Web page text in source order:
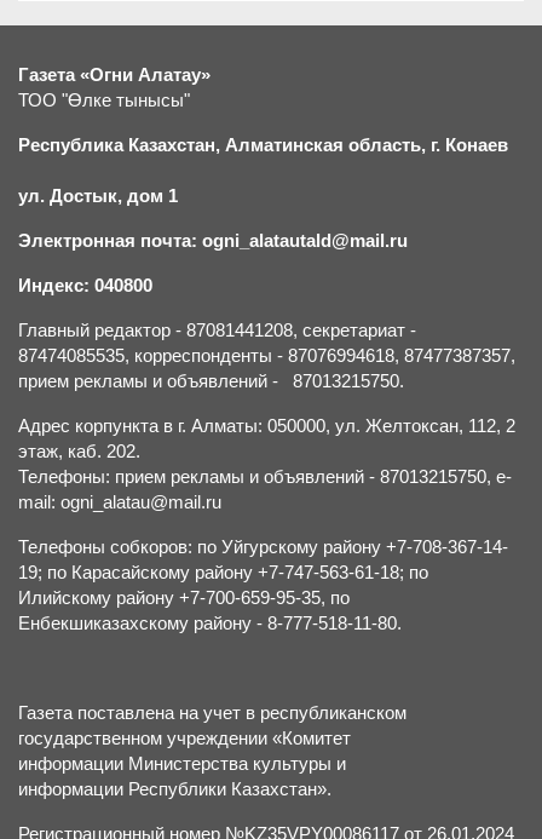
Газета «Огни Алатау»
ТОО "Өлке тынысы"
Республика Казахстан, Алматинская область, г. Конаев
ул. Достык, дом 1
Электронная почта: ogni_alatautald@mail.ru
Индекс: 040800
Главный редактор - 87081441208, секретариат -
87474085535, корреспонденты - 87076994618, 87477387357,
прием рекламы и объявлений - 87013215750.
Адрес корпункта в г. Алматы: 050000, ул. Желтоксан, 112, 2
этаж, каб. 202.
Телефоны: прием рекламы и объявлений - 87013215750, e-
mail: ogni_alatau@mail.ru
Телефоны собкоров: по Уйгурскому району +7-708-367-14-
19; по Карасайскому району +7-747-563-61-18; по
Илийскому району +7-700-659-95-35, по
Енбекшиказахскому району - 8-777-518-11-80.
Газета поставлена на учет в республиканском
государственном учреждении «Комитет
информации Министерства культуры и
информации Республики Казахстан».
Регистрационный номер №KZ35VPY00086117 от 26.01.2024